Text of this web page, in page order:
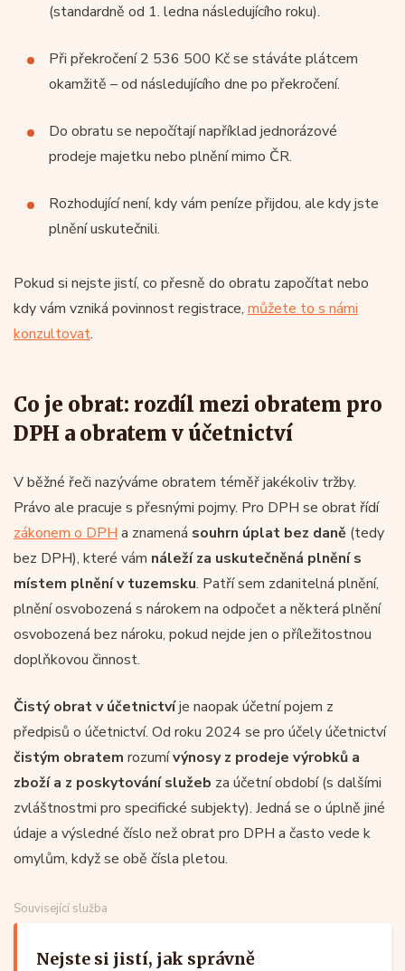
(standardně od 1. ledna následujícího roku).
Při překročení 2 536 500 Kč se stáváte plátcem
okamžitě – od následujícího dne po překročení.
Do obratu se nepočítají například jednorázové
prodeje majetku nebo plnění mimo ČR.
Rozhodující není, kdy vám peníze přijdou, ale kdy jste
plnění uskutečnili.
Pokud si nejste jistí, co přesně do obratu započítat nebo
kdy vám vzniká povinnost registrace, můžete to s námi
konzultovat.
Co je obrat: rozdíl mezi obratem pro
DPH a obratem v účetnictví
V běžné řeči nazýváme obratem téměř jakékoliv tržby.
Právo ale pracuje s přesnými pojmy. Pro DPH se obrat řídí
zákonem o DPH a znamená souhrn úplat bez daně (tedy
bez DPH), které vám náleží za uskutečněná plnění s
místem plnění v tuzemsku. Patří sem zdanitelná plnění,
plnění osvobozená s nárokem na odpočet a některá plnění
osvobozená bez nároku, pokud nejde jen o příležitostnou
doplňkovou činnost.
Čistý obrat v účetnictvíje naopak účetní pojem z
předpisů o účetnictví. Od roku 2024 se pro účely účetnictví
čistým obratem rozumívýnosy z prodeje výrobků a
zboží a z poskytování služeb za účetní období (s dalšími
zvláštnostmi pro specifické subjekty). Jedná se o úplně jiné
údaje a výsledné číslo než obrat pro DPH a často vede k
omylům, když se obě čísla pletou.
Související služba
Nejste si jistí, jak správně